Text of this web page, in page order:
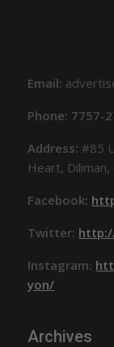
Email:
Phone: 7757-
Address:#85
Heart, Diliman,
Facebook:
Twitter:
Instagram:
yon/
Archives